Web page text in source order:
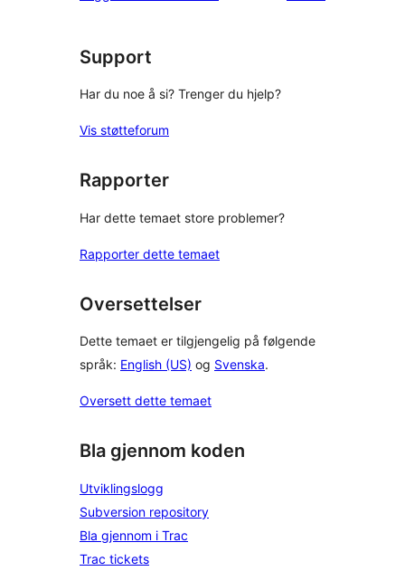
Support
Har du noe å si? Trenger du hjelp?
Vis støtteforum
Rapporter
Har dette temaet store problemer?
Rapporter dette temaet
Oversettelser
Dette temaet er tilgjengelig på følgende
språk: English (US) og Svenska.
Oversett dette temaet
Bla gjennom koden
Utviklingslogg
Subversion repository
Bla gjennom i Trac
Trac tickets